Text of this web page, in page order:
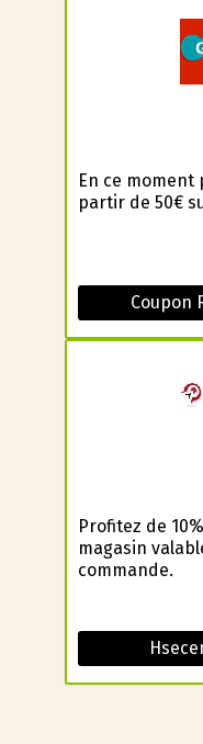
En ce moment
partir de 50€
Coupon
Profitez de
magasin
commande.